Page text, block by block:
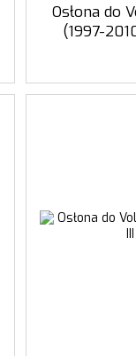
Osłona do
(1997-